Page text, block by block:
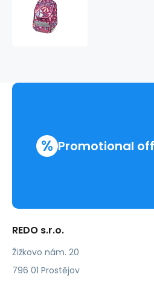
% Promotional
REDO s.r.o.
Žižkovo nám. 20
796 01 Prostějov